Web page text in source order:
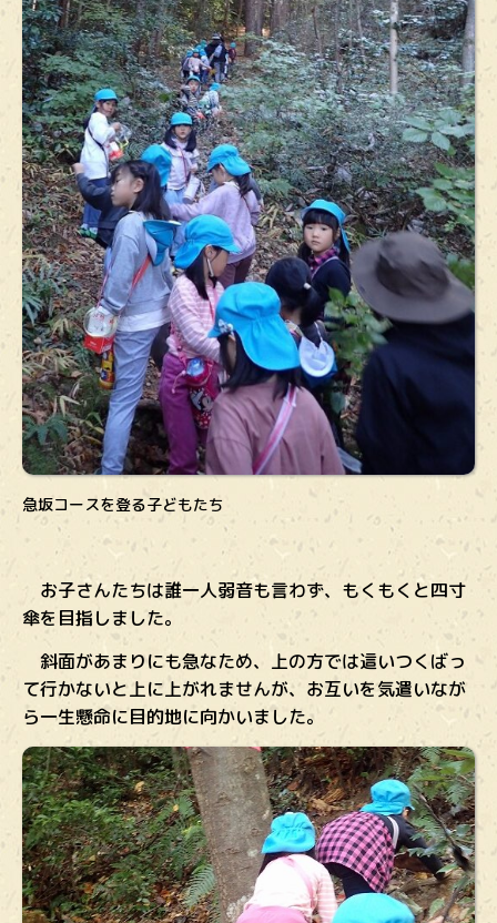
急坂コースを登る子どもたち
お子さんたちは誰一人弱音も言わず、もくもくと四寸
傘を目指しました。
斜面があまりにも急なため、上の方では這いつくばっ
て行かないと上に上がれませんが、お互いを気遣いなが
ら一生懸命に目的地に向かいました。